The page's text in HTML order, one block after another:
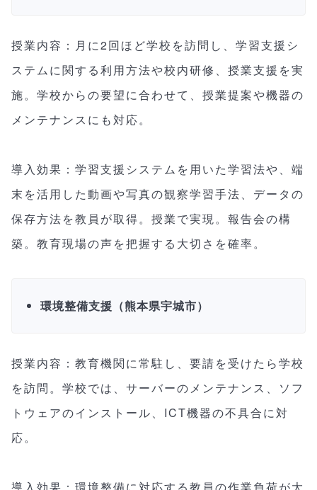
授業内容：月に2回ほど学校を訪問し、学習支援シ
ステムに関する利用方法や校内研修、授業支援を実
施。学校からの要望に合わせて、授業提案や機器の
メンテナンスにも対応。
導入効果：学習支援システムを用いた学習法や、端
末を活用した動画や写真の観察学習手法、データの
保存方法を教員が取得。授業で実現。報告会の構
築。教育現場の声を把握する大切さを確率。
環境整備支援（熊本県宇城市）
授業内容：教育機関に常駐し、要請を受けたら学校
を訪問。学校では、サーバーのメンテナンス、ソフ
トウェアのインストール、ICT機器の不具合に対
応。